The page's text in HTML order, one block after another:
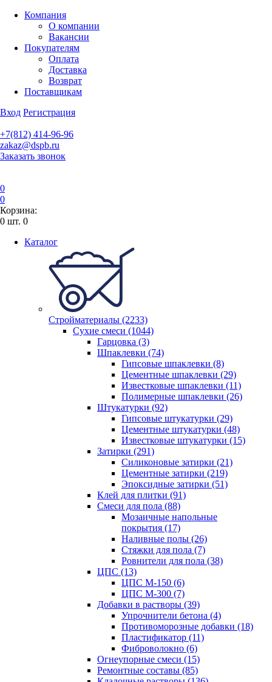
Компания
О компании
Вакансии
Покупателям
Оплата
Доставка
Возврат
Поставщикам
Вход Регистрация
+7(812) 414-96-96
zakaz@dspb.ru
Заказать звонок
0
0
Корзина:
0 шт. 0
Каталог
Стройматериалы (2233)
Сухие смеси (1044)
Гарцовка (3)
Шпаклевки (74)
Гипсовые шпаклевки (8)
Цементные шпаклевки (29)
Известковые шпаклевки (11)
Полимерные шпаклевки (26)
Штукатурки (92)
Гипсовые штукатурки (29)
Цементные штукатурки (48)
Известковые штукатурки (15)
Затирки (291)
Силиконовые затирки (21)
Цементные затирки (219)
Эпоксидные затирки (51)
Клей для плитки (91)
Смеси для пола (88)
Мозаичные напольные
покрытия (17)
Наливные полы (26)
Стяжки для пола (7)
Ровнители для пола (38)
ЦПС (13)
ЦПС М-150 (6)
ЦПС М-300 (7)
Добавки в растворы (39)
Упрочнители бетона (4)
Противоморозные добавки (18)
Пластификатор (11)
Фиброволокно (6)
Огнеупорные смеси (15)
Ремонтные составы (85)